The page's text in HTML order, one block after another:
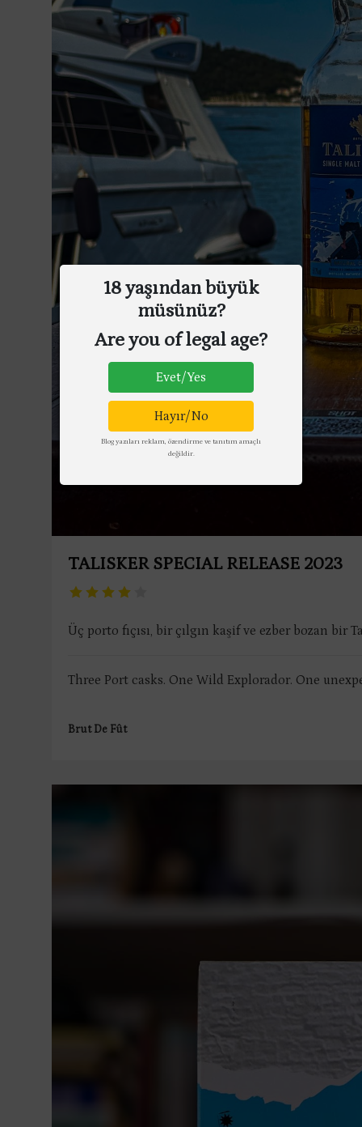
TALISKER SPECIAL RELEASE 2023
Üç porto fıçısı, bir çılgın kaşif ve ezber bozan bir
Three Port casks. One Wild Explorador. One
Brut De Fût
18 yaşından büyük
müsünüz?
Are you of legal age?
Evet/Yes
Hayır/No
Blog yazıları reklam, özendirme ve tanıtım amaçlı
değildir.